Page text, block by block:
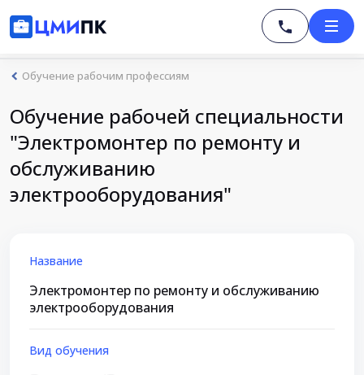
Обучение рабочим профессиям
Обучение рабочей специальности
"Электромонтер по ремонту и
обслуживанию
электрооборудования"
Название
Электромонтер по ремонту и обслуживанию
электрооборудования
Вид обучения